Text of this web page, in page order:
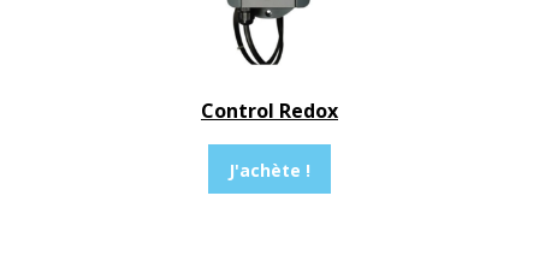
Control Redox
J'achète !